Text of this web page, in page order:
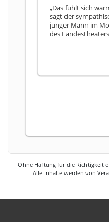
„Das fühlt sich
sagt der
junger Mann im
des
Ohne Haftung für die Richtigkeit
Alle Inhalte werden von